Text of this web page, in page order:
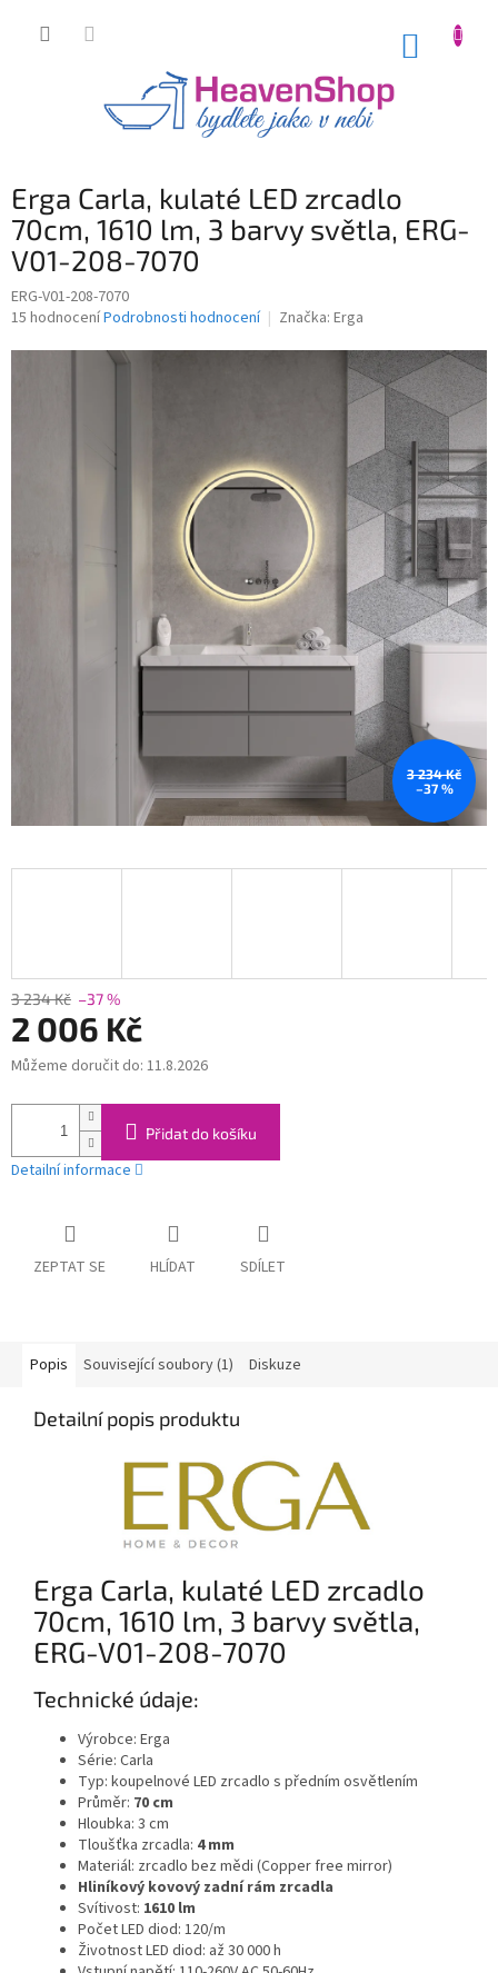
Erga Carla, kulaté LED zrcadlo
70cm, 1610 lm, 3 barvy světla, ERG-
V01-208-7070
ERG-V01-208-7070
Průměrné
15 hodnoceníPodrobnosti hodnocení Značka: Erga
3 234 Kč
–37 %
3 234 Kč –37 %
2 006 Kč
Měrná
Můžeme doručit do: 11.8.2026
Přidat do košíku
Detailní informace
ZEPTAT SE HLÍDAT SDÍLET
Popis Související soubory (1) Diskuze
Detailní popis produktu
Erga Carla, kulaté LED zrcadlo
70cm, 1610 lm, 3 barvy světla,
ERG-V01-208-7070
Technické údaje:
Výrobce: Erga
Série: Carla
Typ: koupelnové LED zrcadlo s předním osvětlením
Průměr: 70 cm
Hloubka: 3 cm
Tloušťka zrcadla: 4 mm
Materiál: zrcadlo bez mědi (Copper free mirror)
Hliníkový kovový zadní rám zrcadla
Svítivost: 1610 lm
Počet LED diod: 120/m
Životnost LED diod: až 30 000 h